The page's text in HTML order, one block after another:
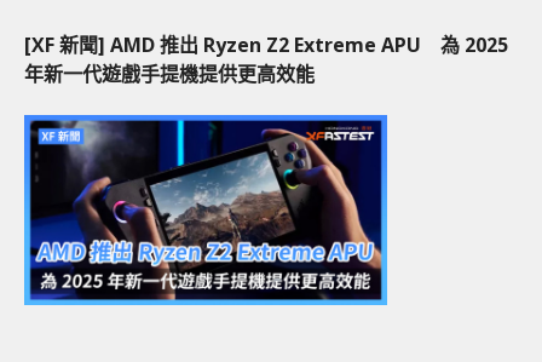
[XF 新聞] AMD 推出 Ryzen Z2 Extreme APU 為 2025
年新一代遊戲手提機提供更高效能